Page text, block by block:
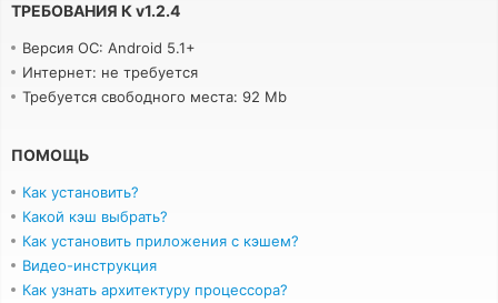
ТРЕБОВАНИЯ К v1.2.4
Версия ОС: Android 5.1+
Интернет: не требуется
Требуется свободного места: 92 Mb
ПОМОЩЬ
Как установить?
Какой кэш выбрать?
Как установить приложения с кэшем?
Видео-инструкция
Как узнать архитектуру процессора?